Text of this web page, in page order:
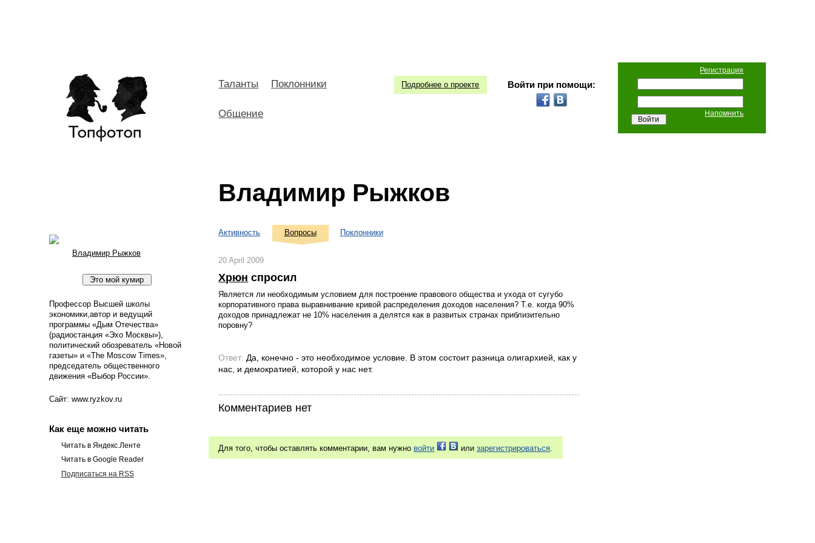
Регистрация
Напомнить
Войти при помощи:
Подробнее о проекте
Таланты Поклонники
Общение
Владимир Рыжков
Владимир Рыжков
Профессор Высшей школы
экономики,автор и ведущий
программы «Дым Отечества»
(радиостанция «Эхо Москвы»),
политический обозреватель «Новой
газеты» и «The Moscow Times»,
председатель общественного
движения «Выбор России».
Сайт: www.ryzkov.ru
Как еще можно читать
Читать в Яндекс.Ленте
Читать в Google Reader
Подписаться на RSS
Активность Вопросы Поклонники
20 April 2009
Хрюн спросил
Является ли необходимым условием для построение правового общества и ухода от сугубо
корпоративного права выравнивание кривой распределения доходов населения? Т.е. когда 90%
доходов принадлежат не 10% населения а делятся как в развитых странах приблизительно
поровну?
Ответ: Да, конечно - это необходимое условие. В этом состоит разница олигархией, как у
нас, и демократией, которой у нас нет.
Комментариев нет
Для того, чтобы оставлять комментарии, вам нужно войти илизарегистрироваться.